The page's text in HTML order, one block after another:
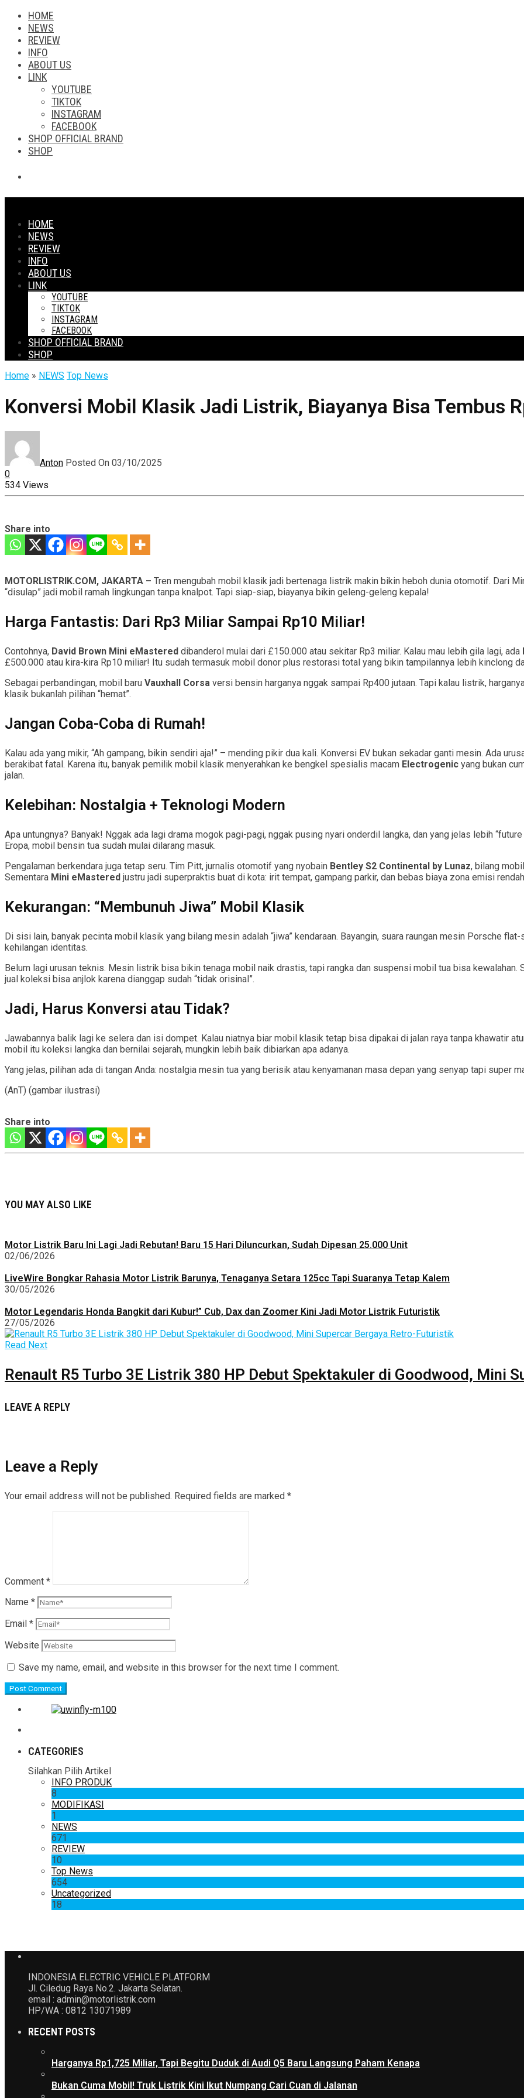
HOME
NEWS
REVIEW
INFO
ABOUT US
LINK
YOUTUBE
TIKTOK
INSTAGRAM
FACEBOOK
SHOP OFFICIAL BRAND
SHOP
HOME
NEWS
REVIEW
INFO
ABOUT US
LINK
YOUTUBE
TIKTOK
INSTAGRAM
FACEBOOK
SHOP OFFICIAL BRAND
SHOP
Home » NEWS Top News
Konversi Mobil Klasik Jadi Listrik, Biayanya Bisa Tembus
Anton Posted On 03/10/2025
0
534 Views
Share into
MOTORLISTRIK.COM, JAKARTA – Tren mengubah mobil klasik jadi bertenaga listrik makin bikin heboh dunia otomotif. Dari
“disulap” jadi mobil ramah lingkungan tanpa knalpot. Tapi siap-siap, biayanya bikin geleng-geleng kepala!
Harga Fantastis: Dari Rp3 Miliar Sampai Rp10 Miliar!
Contohnya, David Brown Mini eMastered dibanderol mulai dari £150.000 atau sekitar Rp3 miliar. Kalau mau lebih gila lagi, ada
£500.000 atau kira-kira Rp10 miliar! Itu sudah termasuk mobil donor plus restorasi total yang bikin tampilannya lebih kinclong
Sebagai perbandingan, mobil baru Vauxhall Corsa versi bensin harganya nggak sampai Rp400 jutaan. Tapi kalau listrik,
klasik bukanlah pilihan “hemat”.
Jangan Coba-Coba di Rumah!
Kalau ada yang mikir, “Ah gampang, bikin sendiri aja!” – mending pikir dua kali. Konversi EV bukan sekadar ganti mesin. Ada
berakibat fatal. Karena itu, banyak pemilik mobil klasik menyerahkan ke bengkel spesialis macam Electrogenic yang bukan
jalan.
Kelebihan: Nostalgia + Teknologi Modern
Apa untungnya? Banyak! Nggak ada lagi drama mogok pagi-pagi, nggak pusing nyari onderdil langka, dan yang jelas lebih
Eropa, mobil bensin tua sudah mulai dilarang masuk.
Pengalaman berkendara juga tetap seru. Tim Pitt, jurnalis otomotif yang nyobain Bentley S2 Continental by Lunaz, bilang
Sementara Mini eMastered justru jadi superpraktis buat di kota: irit tempat, gampang parkir, dan bebas biaya zona emisi
Kekurangan: “Membunuh Jiwa” Mobil Klasik
Di sisi lain, banyak pecinta mobil klasik yang bilang mesin adalah “jiwa” kendaraan. Bayangin, suara raungan mesin Porsche
kehilangan identitas.
Belum lagi urusan teknis. Mesin listrik bisa bikin tenaga mobil naik drastis, tapi rangka dan suspensi mobil tua bisa kewalahan.
jual koleksi bisa anjlok karena dianggap sudah “tidak orisinal”.
Jadi, Harus Konversi atau Tidak?
Jawabannya balik lagi ke selera dan isi dompet. Kalau niatnya biar mobil klasik tetap bisa dipakai di jalan raya tanpa khawatir
mobil itu koleksi langka dan bernilai sejarah, mungkin lebih baik dibiarkan apa adanya.
Yang jelas, pilihan ada di tangan Anda: nostalgia mesin tua yang berisik atau kenyamanan masa depan yang senyap tapi super
(AnT) (gambar ilustrasi)
Share into
YOU MAY ALSO LIKE
Motor Listrik Baru Ini Lagi Jadi Rebutan! Baru 15 Hari Diluncurkan, Sudah Dipesan 25.000 Unit
02/06/2026
LiveWire Bongkar Rahasia Motor Listrik Barunya, Tenaganya Setara 125cc Tapi Suaranya Tetap Kalem
30/05/2026
Motor Legendaris Honda Bangkit dari Kubur!” Cub, Dax dan Zoomer Kini Jadi Motor Listrik Futuristik
27/05/2026
Read Next
Renault R5 Turbo 3E Listrik 380 HP Debut Spektakuler di Goodwood, Mini
LEAVE A REPLY
Leave a Reply
Your email address will not be published. Required fields are marked *
Comment *
Name *
Email *
Website
Save my name, email, and website in this browser for the next time I comment.
CATEGORIES
Silahkan Pilih Artikel
INFO PRODUK
8
MODIFIKASI
1
NEWS
671
REVIEW
10
Top News
654
Uncategorized
18
INDONESIA ELECTRIC VEHICLE PLATFORM
Jl. Ciledug Raya No.2. Jakarta Selatan.
email : admin@motorlistrik.com
HP/WA : 0812 13071989
RECENT POSTS
Harganya Rp1,725 Miliar, Tapi Begitu Duduk di Audi Q5 Baru Langsung Paham Kenapa
Bukan Cuma Mobil! Truk Listrik Kini Ikut Numpang Cari Cuan di Jalanan